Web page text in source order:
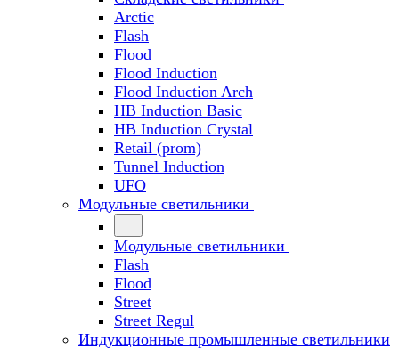
Arctic
Flash
Flood
Flood Induction
Flood Induction Arch
HB Induction Basic
HB Induction Crystal
Retail (prom)
Tunnel Induction
UFO
Модульные светильники
Модульные светильники
Flash
Flood
Street
Street Regul
Индукционные промышленные светильники